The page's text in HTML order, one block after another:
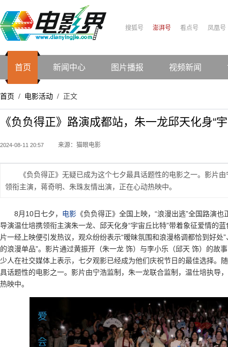
搜狐号 澎湃号 看点号 凤凰号
首页 新闻中心 图片播报 视频新闻
首页 / 电影活动 / 正文
《负负得正》路演成都站，朱一龙邱天化身“
2024-08-11 20:57 来源：猫眼电影
《负负得正》无疑已成为这个七夕最具话题性的电影之一。影片
领衔主演，蒋奇明、朱珠友情出演，正在心动热映中。
8月10日七夕， 电影 《负负得正》全国上映，“浪漫出逃”全国路演
导演温仕培携领衔主演朱一龙、邱天化身“宇宙丘比特”带着象征爱情的
片一经上映便引发热议，观众纷纷表示“暧昧氛围和浪漫格调都恰到好处
的浪漫单品”。影片通过黄振开（朱一龙 饰）与李小乐（邱天 饰）的故
少人在社交媒体上表示，七夕观影已经成为他们庆祝节日的最佳选择。
具话题性的电影之一。影片由宁浩监制，朱一龙联合监制，温仕培执导
热映中。